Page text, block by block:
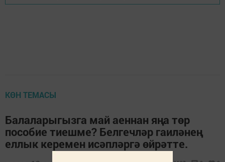
КӨН ТЕМАСЫ
Балаларыгызга май аеннан яңа төр
пособие тиешме? Белгечләр гаиләнең
еллык керемен исәпләргә өйрәтте.